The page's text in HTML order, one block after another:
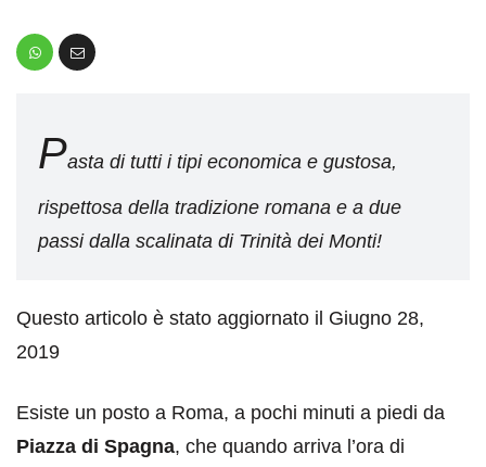
Pasta di tutti i tipi economica e gustosa,
rispettosa della tradizione romana e a due
passi dalla scalinata di Trinità dei Monti!
Questo articolo è stato aggiornato il Giugno 28,
2019
Esiste un posto a Roma, a pochi minuti a piedi da
Piazza di Spagna, che quando arriva l’ora di